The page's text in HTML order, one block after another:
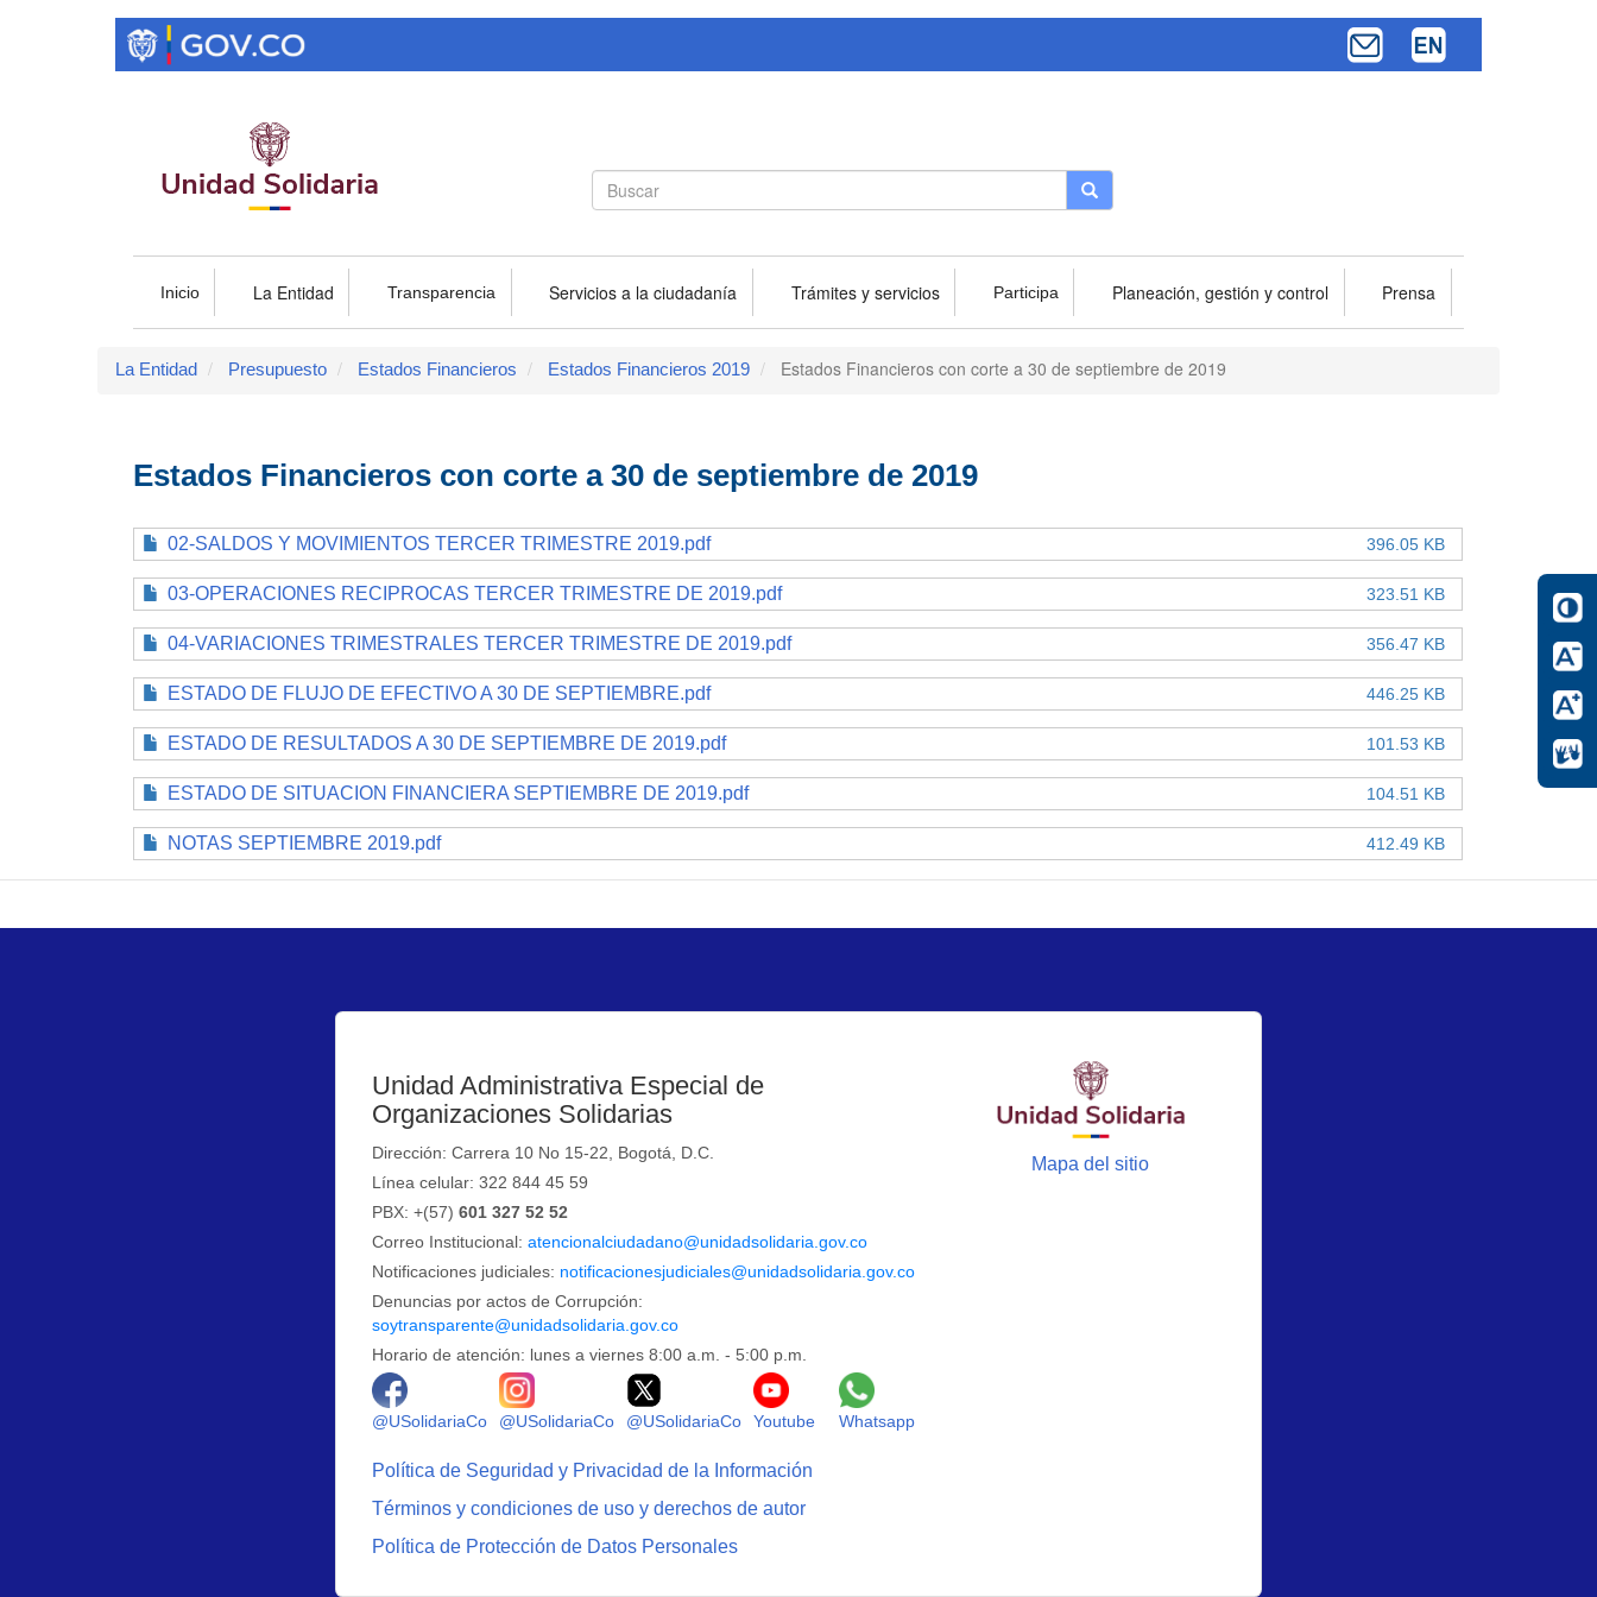
Search
form
Buscar Buscar
Inicio La Entidad Transparencia Servicios a la ciudadanía Trámites y servicios Participa Planeación, gestión y control Prensa
La Entidad Presupuesto Estados Financieros Estados Financieros 2019 Estados Financieros con corte a 30 de septiembre de 2019
Estados Financieros con corte a 30 de septiembre de 2019
02-SALDOS Y MOVIMIENTOS TERCER TRIMESTRE 2019.pdf 396.05 KB
03-OPERACIONES RECIPROCAS TERCER TRIMESTRE DE 2019.pdf 323.51 KB
04-VARIACIONES TRIMESTRALES TERCER TRIMESTRE DE 2019.pdf 356.47 KB
ESTADO DE FLUJO DE EFECTIVO A 30 DE SEPTIEMBRE.pdf 446.25 KB
ESTADO DE RESULTADOS A 30 DE SEPTIEMBRE DE 2019.pdf 101.53 KB
ESTADO DE SITUACION FINANCIERA SEPTIEMBRE DE 2019.pdf 104.51 KB
NOTAS SEPTIEMBRE 2019.pdf 412.49 KB
Unidad Administrativa Especial de
Organizaciones Solidarias
Dirección: Carrera 10 No 15-22, Bogotá, D.C.
Línea celular: 322 844 45 59
PBX: +(57)601 327 52 52
Correo Institucional:atencionalciudadano@unidadsolidaria.gov.co
Notificaciones judiciales: notificacionesjudiciales@unidadsolidaria.gov.co
Denuncias por actos de Corrupción:
soytransparente@unidadsolidaria.gov.co
Horario de atención: lunes a viernes 8:00 a.m. - 5:00 p.m.
@USolidariaCoLogo Facebook
@USolidariaCoLogo Instagram
@USolidariaCoLogo X
YoutubeLogo Youtube
WhatsappLogo Whatsapp
Política de Seguridad y Privacidad de la Información
Términos y condiciones de uso y derechos de autor
Política de Protección de Datos Personales
Mapa del sitio